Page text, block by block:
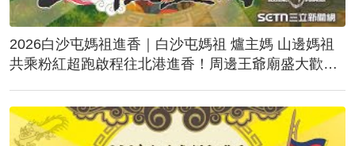
2026白沙屯媽祖進香｜白沙屯媽祖 爐主媽 山邊媽祖
共乘粉紅超跑啟程往北港進香！周邊王爺廟盛大歡